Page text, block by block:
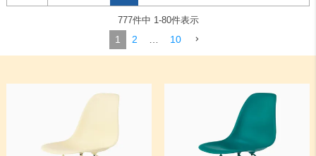
777件中 1-80件表示
1 2 10